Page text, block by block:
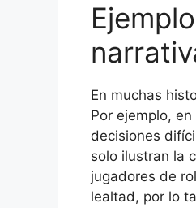
En muchas
Por ejemplo,
decisiones
solo ilustran la
jugadores de
lealtad, por lo